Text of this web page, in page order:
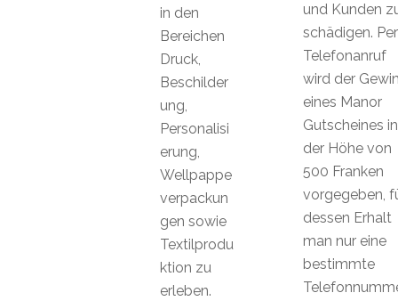
und Kunden
schädigen. Per
Telefonanruf
wird der
eines Manor
Gutscheines in
der Höhe von
500 Franken
vorgegeben,
dessen Erhalt
man nur eine
bestimmte
in den
Bereichen
Druck,
Beschilder
ung,
Personalisi
erung,
Wellpappe
verpackun
gen sowie
Textilprodu
ktion zu
erleben.